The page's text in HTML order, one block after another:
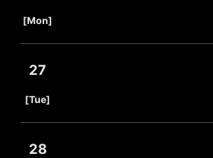
[Mon]
27
[Tue]
28